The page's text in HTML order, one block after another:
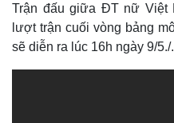
Trận đấu giữa ĐT nữ Việt
lượt trận cuối vòng bảng
sẽ diễn ra lúc 16h ngày 9/5./.